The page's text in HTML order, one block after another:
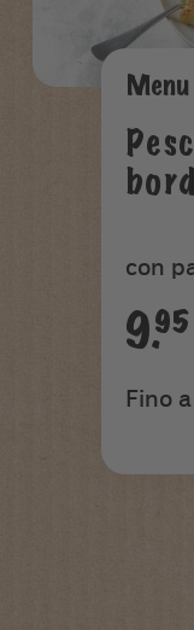
con
9.95
Fino